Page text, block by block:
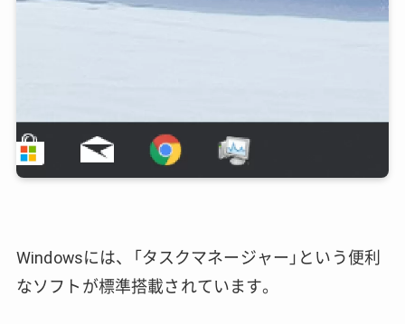
Windowsには、「タスクマネージャー」という便利
なソフトが標準搭載されています。